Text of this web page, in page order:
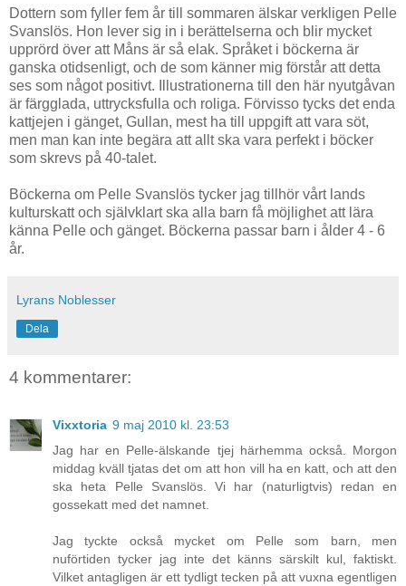
Dottern som fyller fem år till sommaren älskar verkligen Pelle
Svanslös. Hon lever sig in i berättelserna och blir mycket
upprörd över att Måns är så elak. Språket i böckerna är
ganska otidsenligt, och de som känner mig förstår att detta
ses som något positivt. Illustrationerna till den här nyutgåvan
är färgglada, uttrycksfulla och roliga. Förvisso tycks det enda
kattjejen i gänget, Gullan, mest ha till uppgift att vara söt,
men man kan inte begära att allt ska vara perfekt i böcker
som skrevs på 40-talet.
Böckerna om Pelle Svanslös tycker jag tillhör vårt lands
kulturskatt och självklart ska alla barn få möjlighet att lära
känna Pelle och gänget. Böckerna passar barn i ålder 4 - 6
år.
Lyrans Noblesser
Dela
4 kommentarer:
Vixxtoria 9 maj 2010 kl. 23:53
Jag har en Pelle-älskande tjej härhemma också. Morgon
middag kväll tjatas det om att hon vill ha en katt, och att den
ska heta Pelle Svanslös. Vi har (naturligtvis) redan en
gossekatt med det namnet.
Jag tyckte också mycket om Pelle som barn, men
nuförtiden tycker jag inte det känns särskilt kul, faktiskt.
Vilket antagligen är ett tydligt tecken på att vuxna egentligen